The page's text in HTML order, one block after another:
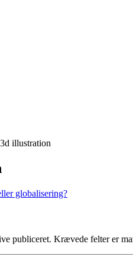
illustration
globalisering?
publiceret. Krævede felter er